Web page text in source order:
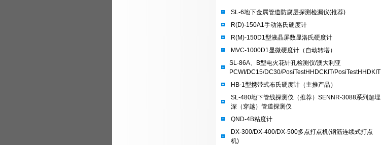
SL-6地下金属管道防腐层探测检漏仪(推荐)
R(D)-150A1手动洛氏硬度计
R(M)-150D1型液晶屏数显洛氏硬度计
MVC-1000D1显微硬度计（自动转塔）
SL-86A、B型电火花针孔检测仪/澳大利亚
PCWI/DC15/DC30/PosiTestHHDCKIT/PosiTestHHDKIT
HB-1型携带式布氏硬度计（主推产品）
SL-480地下管线探测仪（推荐）SENNR-3088系列超埋
深（穿越）管道探测仪
QND-4B粘度计
DX-300/DX-400/DX-500多点打点机(钢筋连续式打点
机)